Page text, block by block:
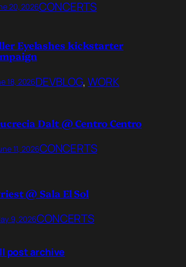
20, 2026CONCERTS
Eyelashes kickstarter
18, 2026DEVBLOG, WORK
Dalt @ Centro Centro
11, 2026CONCERTS
@ Sala El Sol
9, 2026CONCERTS
post archive